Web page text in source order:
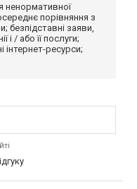
ненормативної
порівняння з
безпідставні заяви,
і / або її послуги;
інтернет-ресурси;